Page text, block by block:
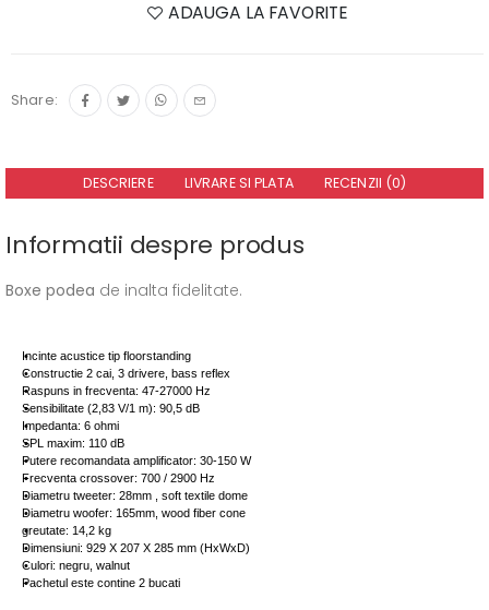
ADAUGA LA FAVORITE
Share:
DESCRIERE LIVRARE SI PLATA RECENZII (0)
Informatii despre produs
Boxe podea de inalta fidelitate.
Incinte acustice tip floorstanding
Constructie 2 cai, 3 drivere, bass reflex
Raspuns in frecventa: 47-27000 Hz
Sensibilitate (2,83 V/1 m): 90,5 dB
Impedanta: 6 ohmi
SPL maxim: 110 dB
Putere recomandata amplificator: 30-150 W
Frecventa crossover: 700 / 2900 Hz
Diametru tweeter: 28mm , soft textile dome
Diametru woofer: 165mm, wood fiber cone
greutate: 14,2 kg
Dimensiuni: 929 X 207 X 285 mm (HxWxD)
Culori: negru, walnut
Pachetul este contine 2 bucati